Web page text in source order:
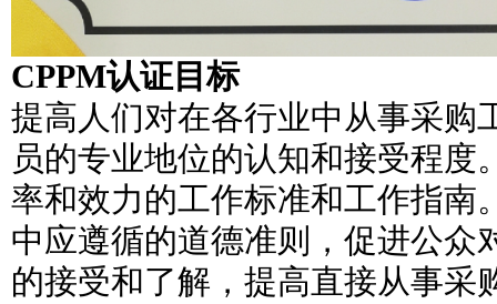
CPPM认证目标
提高人们对在各行业中从事采购
员的专业地位的认知和接受程度
率和效力的工作标准和工作指南
中应遵循的道德准则，促进公众
的接受和了解，提高直接从事采